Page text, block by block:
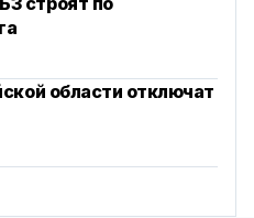
области отключат